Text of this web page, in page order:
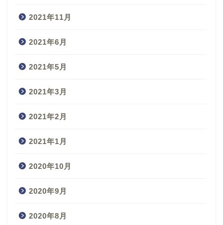
2021年11月
2021年6月
2021年5月
2021年3月
2021年2月
2021年1月
2020年10月
2020年9月
2020年8月